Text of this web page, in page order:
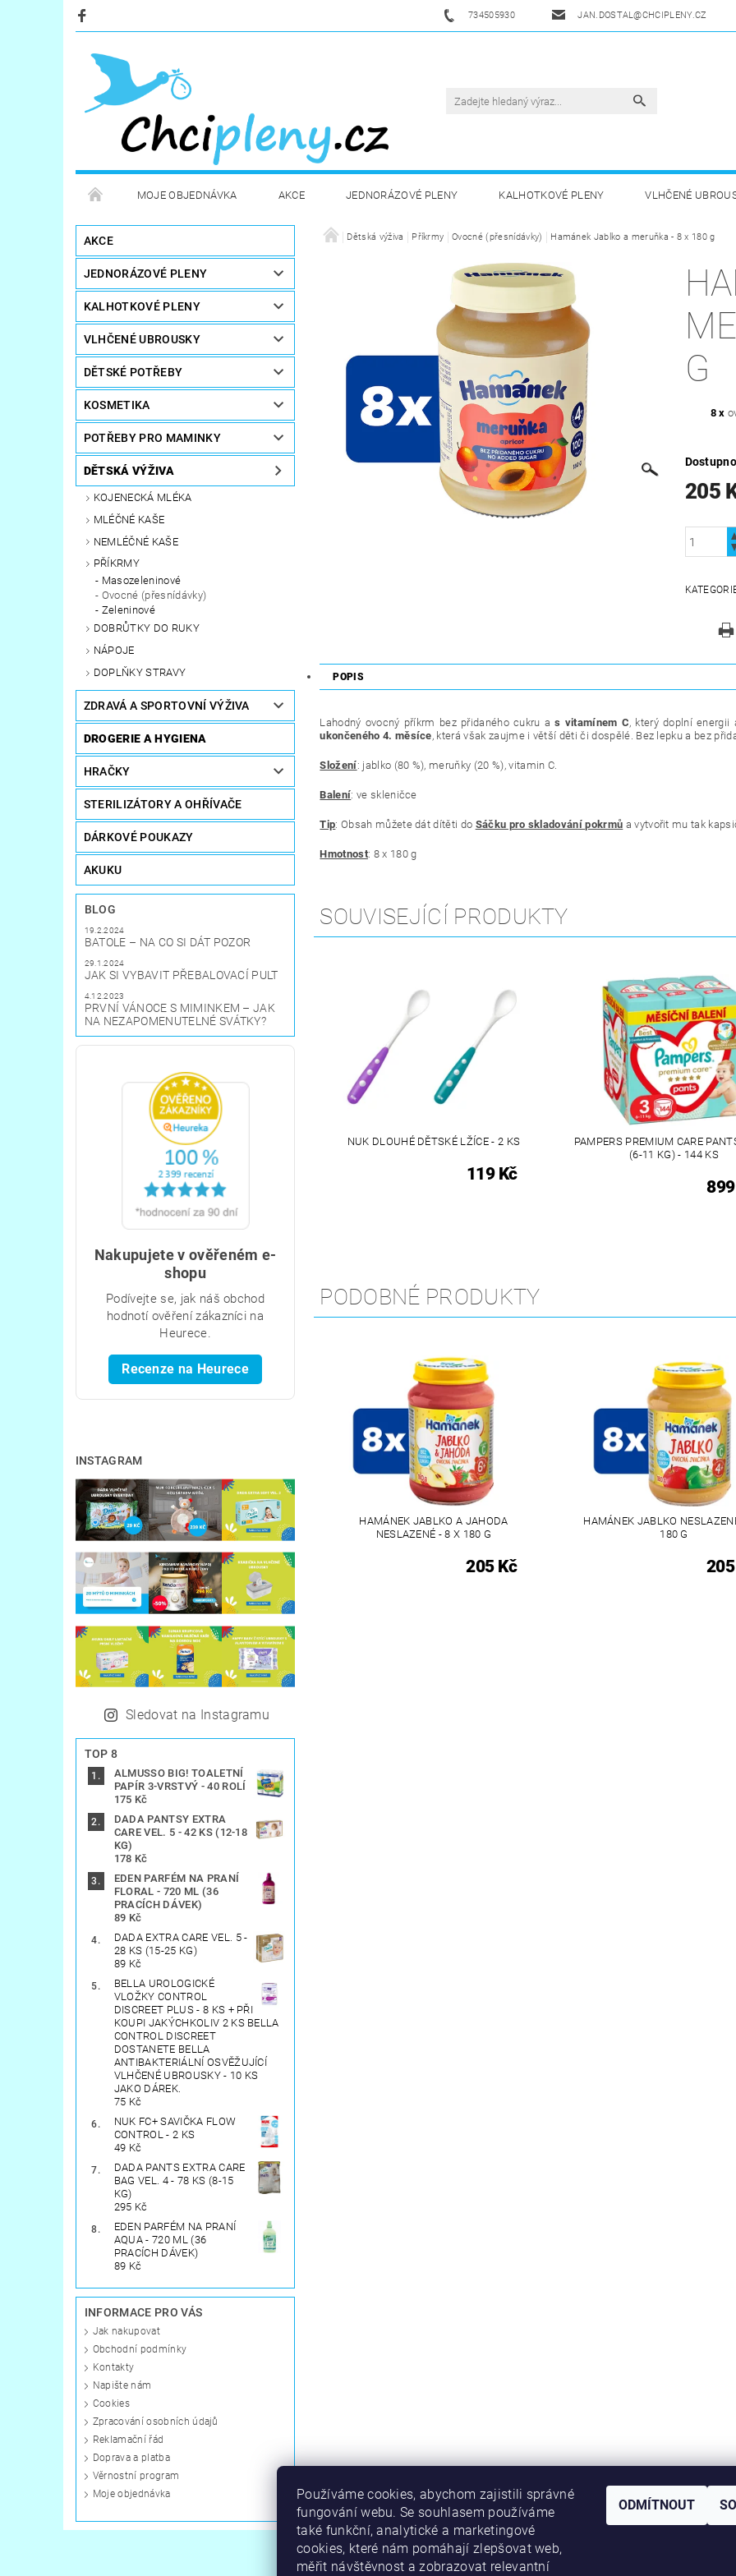
734505930 JAN.DOSTAL@CHCIPLENY.CZ
MOJE OBJEDNÁVKA AKCE JEDNORÁZOVÉ PLENY KALHOTKOVÉ PLENY VLHČENÉ
KOSMETIKA DĚTSKÁ VÝŽIVA ZDRAVÁ A SPORTOVNÍ VÝŽIVA DROGERIE
STERILIZÁTORY A OHŘÍVAČE AKUKU OBCHODNÍ PODMÍNKY KONTAKTY
AKCE
JEDNORÁZOVÉ PLENY
KALHOTKOVÉ PLENY
VLHČENÉ UBROUSKY
DĚTSKÉ POTŘEBY
KOSMETIKA
POTŘEBY PRO MAMINKY
DĚTSKÁ VÝŽIVA
KOJENECKÁ MLÉKA
MLÉČNÉ KAŠE
NEMLÉČNÉ KAŠE
PŘÍKRMY
Masozeleninové
Ovocné (přesnídávky)
Zeleninové
DOBRŮTKY DO RUKY
NÁPOJE
DOPLŇKY STRAVY
ZDRAVÁ A SPORTOVNÍ VÝŽIVA
DROGERIE A HYGIENA
HRAČKY
STERILIZÁTORY A OHŘÍVAČE
DÁRKOVÉ POUKAZY
AKUKU
BLOG
19.2.2024
BATOLE – NA CO SI DÁT POZOR
29.1.2024
JAK SI VYBAVIT PŘEBALOVACÍ PULT
4.12.2023
PRVNÍ VÁNOCE S MIMINKEM – JAK
NA NEZAPOMENUTELNÉ SVÁTKY?
Nakupujete v ověřeném e-
shopu
Podívejte se, jak náš obchod
hodnotí ověření zákazníci na
Heurece.
Recenze na Heurece
INSTAGRAM
Sledovat na Instagramu
TOP 8
ALMUSSO BIG! TOALETNÍ
PAPÍR 3-VRSTVÝ - 40 ROLÍ
175 Kč
DADA PANTSY EXTRA
CARE VEL. 5 - 42 KS (12-18
KG)
178 Kč
EDEN PARFÉM NA PRANÍ
FLORAL - 720 ML (36
PRACÍCH DÁVEK)
89 Kč
DADA EXTRA CARE VEL. 5 -
28 KS (15-25 KG)
89 Kč
BELLA UROLOGICKÉ
VLOŽKY CONTROL
DISCREET PLUS - 8 KS + PŘI
KOUPI JAKÝCHKOLIV 2 KS BELLA
CONTROL DISCREET
DOSTANETE BELLA
ANTIBAKTERIÁLNÍ OSVĚŽUJÍCÍ
VLHČENÉ UBROUSKY - 10 KS
JAKO DÁREK.
75 Kč
NUK FC+ SAVIČKA FLOW
CONTROL - 2 KS
49 Kč
DADA PANTS EXTRA CARE
BAG VEL. 4 - 78 KS (8-15
KG)
295 Kč
EDEN PARFÉM NA PRANÍ
AQUA - 720 ML (36
PRACÍCH DÁVEK)
89 Kč
INFORMACE PRO VÁS
Jak nakupovat
Obchodní podmínky
Kontakty
Napište nám
Cookies
Zpracování osobních údajů
Reklamační řád
Doprava a platba
Věrnostní program
Moje objednávka
Dětská výživa Příkrmy Ovocné (přesnídávky) Hamánek Jablko a meruňka - 8 x 180 g
G
8 x
205
POPIS
Lahodný ovocný příkrm bez přidaného cukru a s vitamínem C, který doplní
ukončeného 4. měsíce, která však zaujme i větší děti či dospělé. Bez lepku a bez
Složení: jablko (80 %), meruňky (20 %), vitamin C.
Balení: ve skleničce
Tip: Obsah můžete dát dítěti do Sáčku pro skladování pokrmů a vytvořit mu tak
Hmotnost: 8 x 180 g
SOUVISEJÍCÍ PRODUKTY
NUK DLOUHÉ DĚTSKÉ LŽÍCE - 2 KS
119 Kč
PAMPERS PREMIUM CARE
(6-11 KG) - 144 KS
PODOBNÉ PRODUKTY
HAMÁNEK JABLKO A JAHODA
NESLAZENÉ - 8 X 180 G
205 Kč
HAMÁNEK JABLKO
180 G
Používáme cookies, abychom zajistili správné
fungování webu. Se souhlasem používáme
také funkční, analytické a marketingové
cookies, které nám pomáhají zlepšovat web,
měřit návštěvnost a zobrazovat relevantní
ODMÍTNOUT